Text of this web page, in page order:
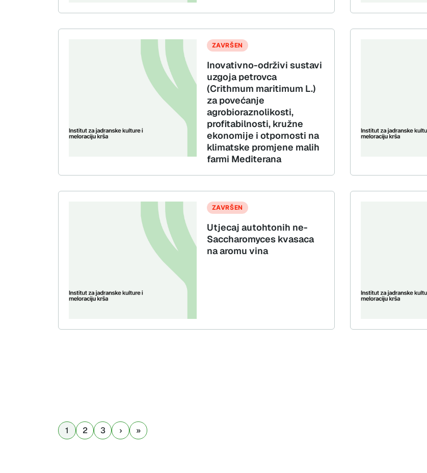
ZAVRŠEN
Inovativno-održivi sustavi
uzgoja petrovca
(Crithmum maritimum L.)
za povećanje
agrobioraznolikosti,
profitabilnosti, kružne
ekonomije i otpornosti na
klimatske promjene malih
farmi Mediterana
ZAVRŠEN
Utjecaj autohtonih ne-
Saccharomyces kvasaca
na aromu vina
1 2 3